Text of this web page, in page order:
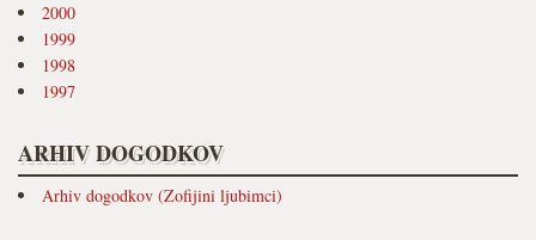
2000
1999
1998
1997
ARHIV DOGODKOV
Arhiv dogodkov (Zofijini ljubimci)